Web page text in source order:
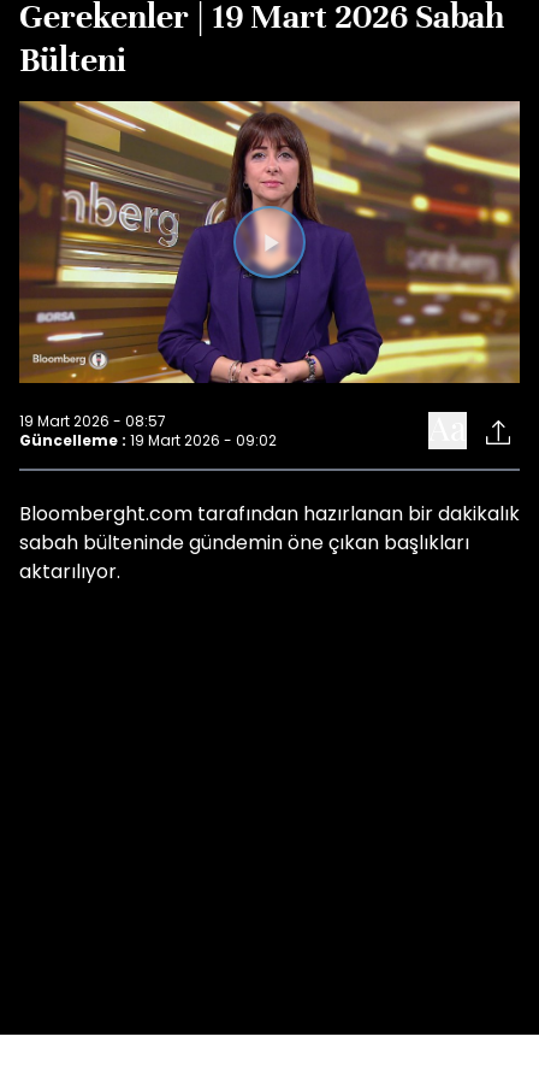
Gerekenler | 19 Mart 2026 Sabah
Bülteni
Videoyu
Oynat
19 Mart 2026 - 08:57
Güncelleme : 19 Mart 2026 - 09:02
Bloomberght.com tarafından hazırlanan bir dakikalık
sabah bülteninde gündemin öne çıkan başlıkları
aktarılıyor.